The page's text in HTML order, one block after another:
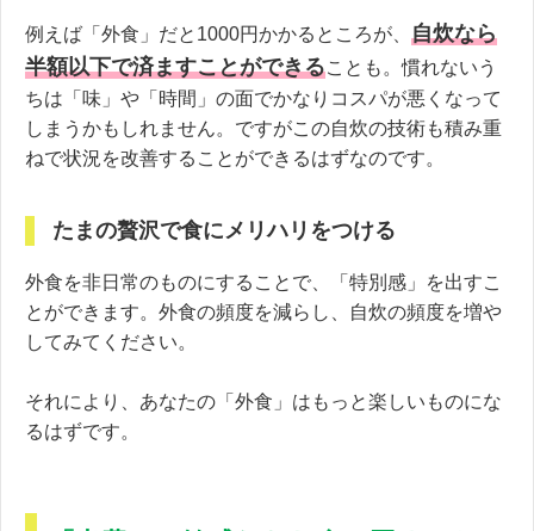
例えば「外食」だと1000円かかるところが、 自炊なら
半額以下で済ますことができることも。慣れないう
ちは「味」や「時間」の面でかなりコスパが悪くなって
しまうかもしれません。ですがこの自炊の技術も積み重
ねで状況を改善することができるはずなのです。
たまの贅沢で食にメリハリをつける
外食を非日常のものにすることで、「特別感」を出すこ
とができます。外食の頻度を減らし、自炊の頻度を増や
してみてください。
それにより、あなたの「外食」はもっと楽しいものにな
るはずです。